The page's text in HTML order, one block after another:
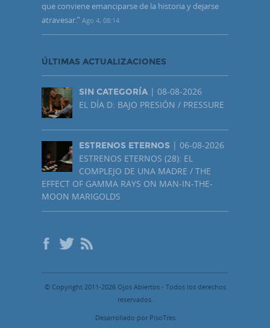
que conviene emanciparse de la historia y dejarse
atravesar.” Ago 4, 08:14
ÚLTIMAS ACTUALIZACIONES
SIN CATEGORÍA | 08-08-2026
EL DÍA D: BAJO PRESIÓN / PRESSURE
ESTRENOS ETERNOS | 06-08-2026
ESTRENOS ETERNOS (28): EL
COMPLEJO DE UNA MADRE / THE
EFFECT OF GAMMA RAYS ON MAN-IN-THE-
MOON MARIGOLDS
© Copyright 2011-2026 Ojos Abiertos - Todos los derechos
reservados.
Desarrollado por PisoTres